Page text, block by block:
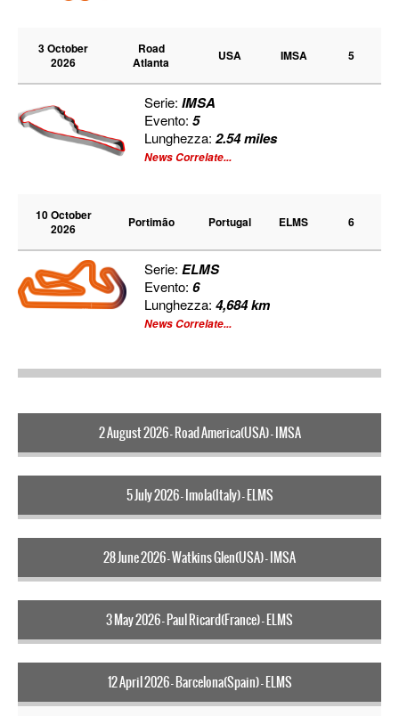
3 October
2026
Road
Atlanta
USA IMSA 5
Serie:IMSA
Evento:5
Lunghezza:2.54 miles
News Correlate...
10 October
2026
Portimão Portugal ELMS 6
Serie:ELMS
Evento:6
Lunghezza:4,684 km
News Correlate...
2 August 2026 - Road America(USA) - IMSA
5 July 2026 - Imola(Italy) - ELMS
28 June 2026 - Watkins Glen(USA) - IMSA
3 May 2026 - Paul Ricard(France) - ELMS
12 April 2026 - Barcelona(Spain) - ELMS